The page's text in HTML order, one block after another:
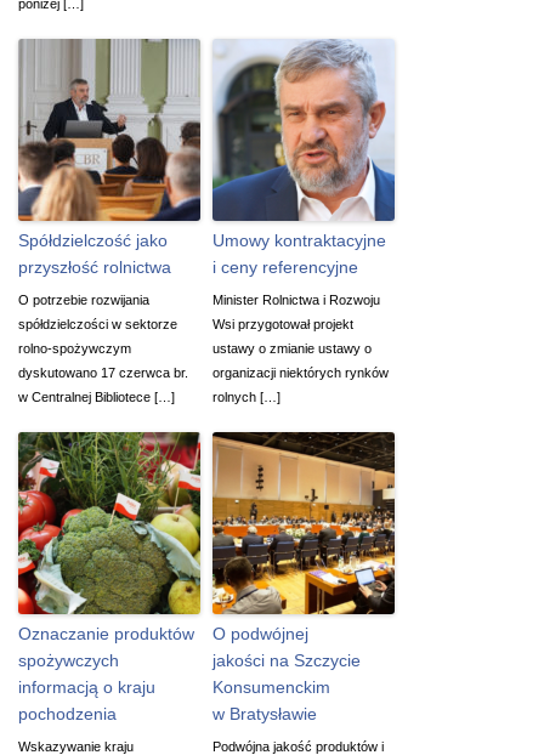
poniżej […]
Spółdzielczość jako
przyszłość rolnictwa
O potrzebie rozwijania
spółdzielczości w sektorze
rolno-spożywczym
dyskutowano 17 czerwca br.
w Centralnej Bibliotece […]
Umowy kontraktacyjne
i ceny referencyjne
Minister Rolnictwa i Rozwoju
Wsi przygotował projekt
ustawy o zmianie ustawy o
organizacji niektórych rynków
rolnych […]
Oznaczanie produktów
spożywczych
informacją o kraju
pochodzenia
Wskazywanie kraju
O podwójnej
jakości na Szczycie
Konsumenckim
w Bratysławie
Podwójna jakość produktów i